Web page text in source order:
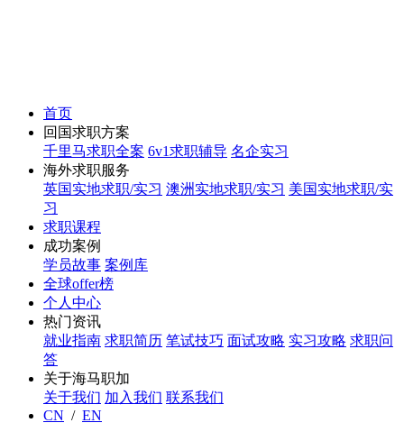
首页
回国求职方案
千里马求职全案 6v1求职辅导 名企实习
海外求职服务
英国实地求职/实习 澳洲实地求职/实习 美国实地求职/实
习
求职课程
成功案例
学员故事 案例库
全球offer榜
个人中心
热门资讯
就业指南 求职简历 笔试技巧 面试攻略 实习攻略 求职问
答
关于海马职加
关于我们 加入我们 联系我们
CN / EN